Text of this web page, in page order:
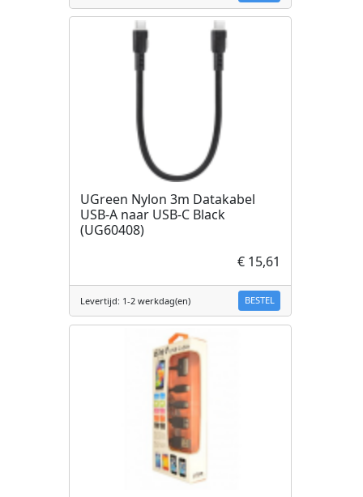
UGreen Nylon 3m Datakabel
USB-A naar USB-C Black
(UG60408)
€ 15,61
Levertijd: 1-2 werkdag(en) BESTEL